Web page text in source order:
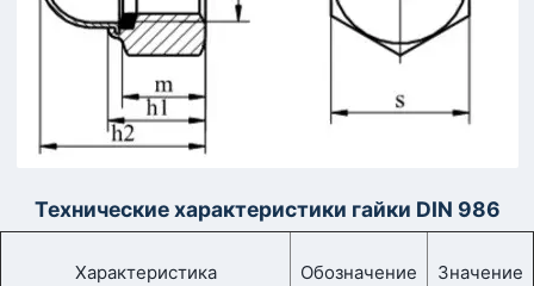
Технические характеристики гайки DIN 986
Характеристика Обозначение Значение